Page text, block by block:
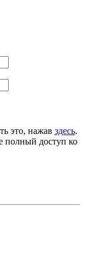
это, нажав здесь.
полный доступ ко